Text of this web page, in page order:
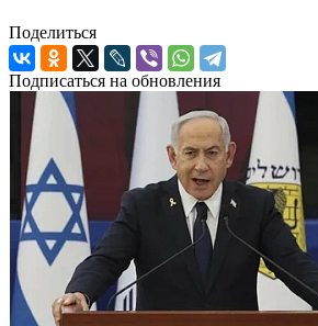
Поделиться
Подписаться на обновления